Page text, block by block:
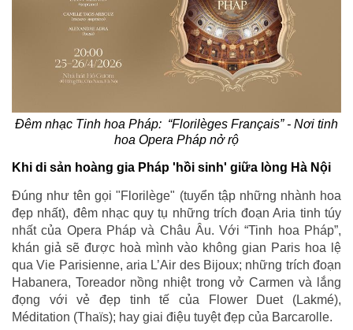
Đêm nhạc Tinh hoa Pháp: “Florilèges Français” - Nơi tinh
hoa Opera Pháp nở rộ
Khi di sản hoàng gia Pháp 'hồi sinh' giữa lòng Hà Nội
Đúng như tên gọi "Florilège" (tuyển tập những nhành hoa
đẹp nhất), đêm nhạc quy tụ những trích đoạn Aria tinh túy
nhất của Opera Pháp và Châu Âu. Với “Tinh hoa Pháp”,
khán giả sẽ được hoà mình vào không gian Paris hoa lệ
qua Vie Parisienne, aria L’Air des Bijoux; những trích đoạn
Habanera, Toreador nồng nhiệt trong vở Carmen và lắng
đọng với vẻ đẹp tinh tế của Flower Duet (Lakmé),
Méditation (Thaïs); hay giai điệu tuyệt đẹp của Barcarolle.